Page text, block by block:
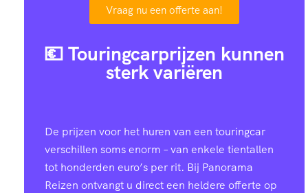
Vraag nu een offerte aan!
💶 Touringcarprijzen kunnen
sterk variëren
De prijzen voor het huren van een touringcar
verschillen soms enorm – van enkele tientallen
tot honderden euro’s per rit. Bij Panorama
Reizen ontvangt u direct een heldere offerte op